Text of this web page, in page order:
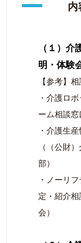
内
（１）
明・体験
【参考】
・介護ロ
ーム相談窓
・介護生
（（公財
部）
・ノーリ
定・紹介
会）